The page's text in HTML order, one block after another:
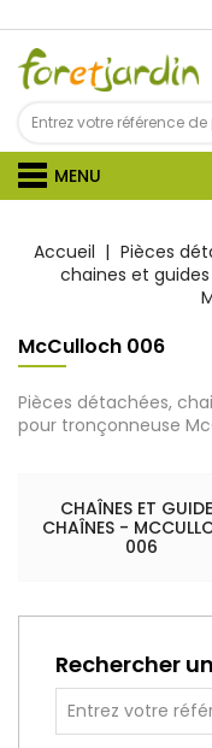
MENU
Accueil Pièces
chaines et guides
McCulloch 006
Pièces détachées,
pour tronçonneuse
CHAÎNES ET
CHAÎNES -
006
Rechercher